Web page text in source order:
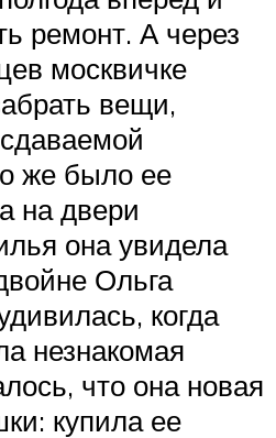
ремонт. А через
москвичке
вещи,
же было ее
на двери
она увидела
Ольга
когда
незнакомая
что она новая
купила ее